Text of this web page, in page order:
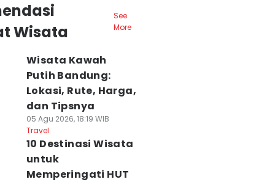
Wisata
See
More
Wisata Kawah
Putih Bandung:
Lokasi, Rute, Harga,
dan Tipsnya
05 Agu 2026, 18:19 WIB
Travel
10 Destinasi Wisata
untuk
Memperingati HUT